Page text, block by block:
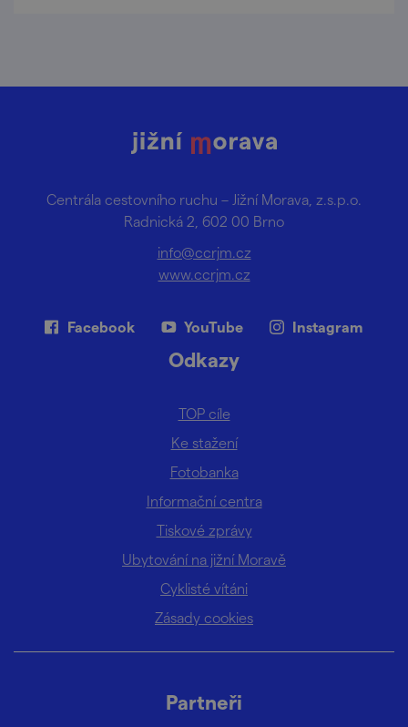
Centrála cestovního ruchu – Jižní Morava, z.s.p.o.
Radnická 2, 602 00 Brno
info@ccrjm.cz
www.ccrjm.cz
Facebook YouTube Instagram
Odkazy
TOP cíle
Ke stažení
Fotobanka
Informační centra
Tiskové zprávy
Ubytování na jižní Moravě
Cyklisté vítáni
Zásady cookies
Partneři